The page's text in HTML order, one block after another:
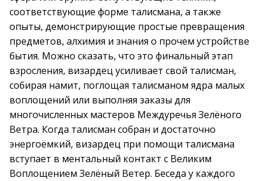
соответствующие форме талисмана, а также
опыты, демонстрирующие простые превращения
предметов, алхимия и знания о прочем устройстве
бытия. Можно сказать, что это финальный этап
взросления, визардец усиливает свой талисман,
собирая намит, поглощая талисманом ядра малых
воплощений или выполняя заказы для
многочисленных мастеров Междуречья Зелёного
Ветра. Когда талисман собран и достаточно
энергоёмкий, визардец при помощи талисмана
вступает в ментальный контакт с Великим
Воплощением Зелёный Ветер. Беседа у каждого